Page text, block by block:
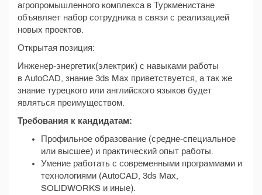
агропромышленного комплекса в Туркменистане
объявляет набор сотрудника в связи с реализацией
новых проектов.
Открытая позиция:
Инженер-энергетик(электрик) с навыками работы
в AutoCAD, знание 3ds Max приветствуется, а так же
знание турецкого или английского языков будет
являться преимуществом.
Требования к кандидатам:
Профильное образование (средне-специальное
или высшее) и практический опыт работы.
Умение работать с современными программами и
технологиями (AutoCAD, 3ds Max,
SOLIDWORKS и иные).